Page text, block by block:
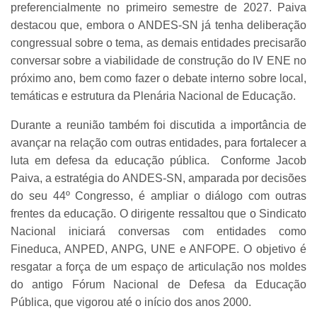
preferencialmente no primeiro semestre de 2027. Paiva
destacou que, embora o ANDES-SN já tenha deliberação
congressual sobre o tema, as demais entidades precisarão
conversar sobre a viabilidade de construção do IV ENE no
próximo ano, bem como fazer o debate interno sobre local,
temáticas e estrutura da Plenária Nacional de Educação.
Durante a reunião também foi discutida a importância de
avançar na relação com outras entidades, para fortalecer a
luta em defesa da educação pública. Conforme Jacob
Paiva, a estratégia do ANDES-SN, amparada por decisões
do seu 44º Congresso, é ampliar o diálogo com outras
frentes da educação. O dirigente ressaltou que o Sindicato
Nacional iniciará conversas com entidades como
Fineduca, ANPED, ANPG, UNE e ANFOPE. O objetivo é
resgatar a força de um espaço de articulação nos moldes
do antigo Fórum Nacional de Defesa da Educação
Pública, que vigorou até o início dos anos 2000.